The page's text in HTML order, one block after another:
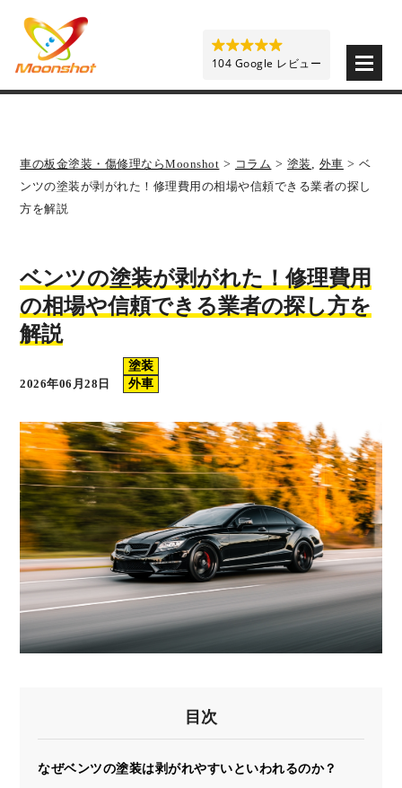
車の板金塗装・傷修理ならMoonshot > コラム > 塗装 , 外車 >ベ
ンツの塗装が剥がれた！修理費用の相場や信頼できる業者の探し
方を解説
ベンツの塗装が剥がれた！修理費用
の相場や信頼できる業者の探し方を
解説
2026年06月28日
塗装
外車
目次
なぜベンツの塗装は剥がれやすいといわれるのか？
104 Google レビュー